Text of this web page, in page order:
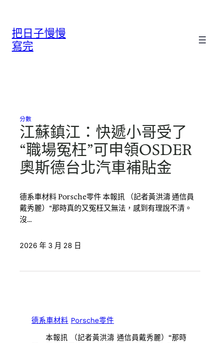
把日子慢慢
寫完
分數
江蘇鎮江：快遞小哥受了
“職場冤枉”可申領OSDER
奧斯德台北汽車補貼金
德系車材料 Porsche零件 本報訊 （記者黃洪濤 通信員
戴秀麗）“那時真的又冤枉又無法，感到有理說不清。
沒…
2026 年 3 月 28 日
德系車材料 Porsche零件
本報訊 （記者黃洪濤 通信員戴秀麗）“那時